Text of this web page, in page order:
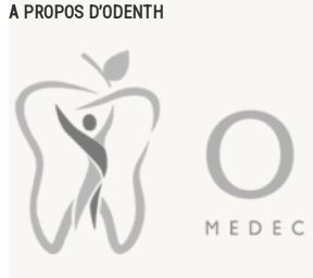
A PROPOS D’ODENTH